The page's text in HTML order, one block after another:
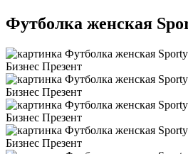
Футболка женская